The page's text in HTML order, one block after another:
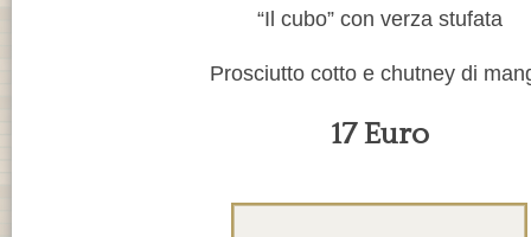
“Il cubo” con verza stufata
Prosciutto cotto e chutney di
17 Euro